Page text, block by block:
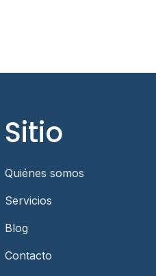
Sitio
Quiénes somos
Servicios
Blog
Contacto